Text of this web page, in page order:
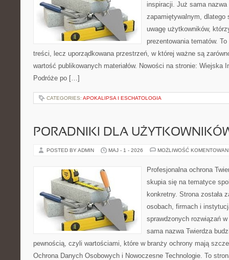
inspiracji. Już sama
zapamiętywalnym, dlatego
uwagę użytkowników,
prezentowania tematów.
treści, lecz uporządkowana przestrzeń, w której ważne są
wartość publikowanych materiałów. Nowości na stronie: Wiejska
Podróże po […]
CATEGORIES: APOKALIPSA I ESCHATOLOGIA
PORADNIKI DLA
POSTED BY ADMIN MAJ - 1 - 2026 MOŻLIWOŚĆ
Profesjonalna ochrona
skupia się na tematyce
konkretny. Strona została
osobach, firmach i
sprawdzonych rozwiązań
sama nazwa Twierdza
pewnością, czyli wartościami, które w branży ochrony mają
Ochrona Danych Osobowych i Nowoczesne Technologie. To